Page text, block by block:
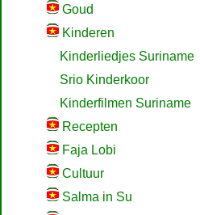
Goud
Kinderen
Kinderliedjes Suriname
Srio Kinderkoor
Kinderfilmen Suriname
Recepten
Faja Lobi
Cultuur
Salma in Su